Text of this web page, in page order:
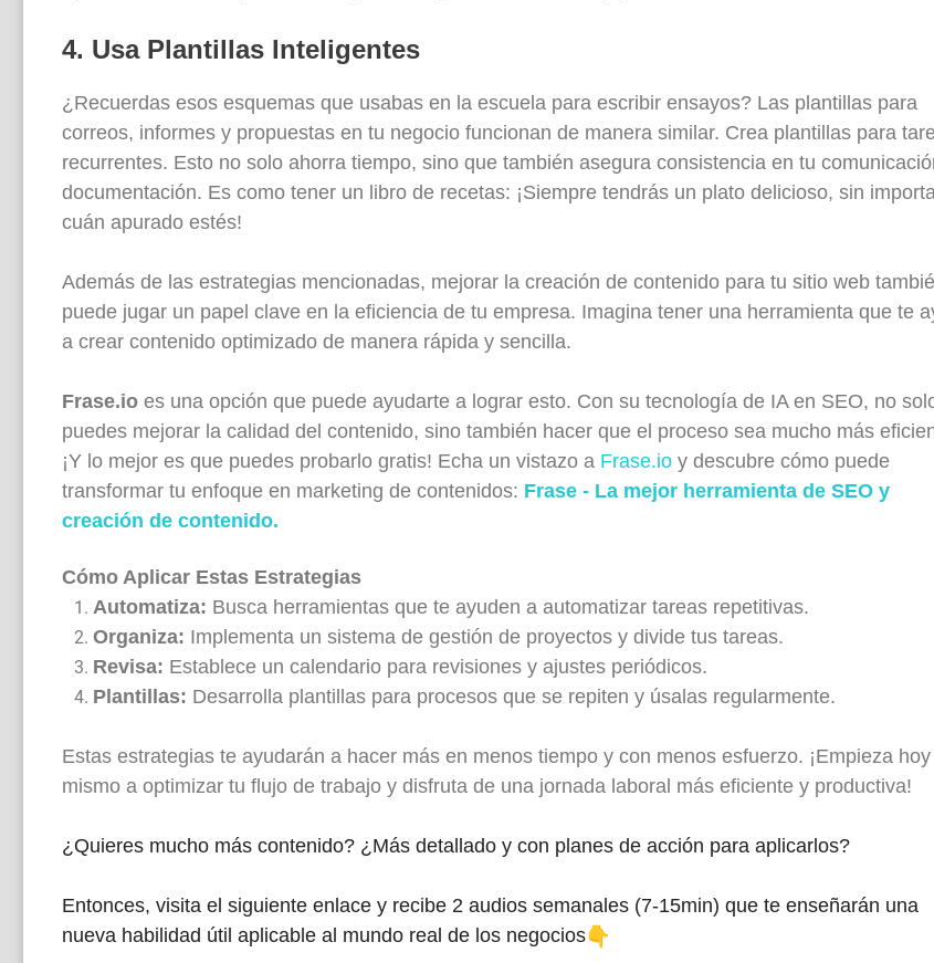
4. Usa Plantillas Inteligentes
¿Recuerdas esos esquemas que usabas en la escuela para escribir ensayos? Las plantillas para
correos, informes y propuestas en tu negocio funcionan de manera similar. Crea plantillas para
recurrentes. Esto no solo ahorra tiempo, sino que también asegura consistencia en tu
documentación. Es como tener un libro de recetas: ¡Siempre tendrás un plato delicioso, sin
cuán apurado estés!
Además de las estrategias mencionadas, mejorar la creación de contenido para tu sitio web
puede jugar un papel clave en la eficiencia de tu empresa. Imagina tener una herramienta que te
a crear contenido optimizado de manera rápida y sencilla.
Frase.io es una opción que puede ayudarte a lograr esto. Con su tecnología de IA en SEO, no
puedes mejorar la calidad del contenido, sino también hacer que el proceso sea mucho más
¡Y lo mejor es que puedes probarlo gratis! Echa un vistazo a Frase.io y descubre cómo puede
transformar tu enfoque en marketing de contenidos: Frase - La mejor herramienta de SEO y
creación de contenido.
Cómo Aplicar Estas Estrategias
Automatiza: Busca herramientas que te ayuden a automatizar tareas repetitivas.
Organiza: Implementa un sistema de gestión de proyectos y divide tus tareas.
Revisa: Establece un calendario para revisiones y ajustes periódicos.
Plantillas: Desarrolla plantillas para procesos que se repiten y úsalas regularmente.
Estas estrategias te ayudarán a hacer más en menos tiempo y con menos esfuerzo. ¡Empieza hoy
mismo a optimizar tu flujo de trabajo y disfruta de una jornada laboral más eficiente y productiva!
¿Quieres mucho más contenido? ¿Más detallado y con planes de acción para aplicarlos?
Entonces, visita el siguiente enlace y recibe 2 audios semanales (7-15min) que te enseñarán una
nueva habilidad útil aplicable al mundo real de los negocios